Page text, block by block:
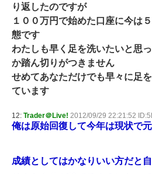
り返したのですが
１００万円で始めた口座に今は
態です
わたしも早く足を洗いたいと思
か踏ん切りがつきません
せめてあなただけでも早々に足
ています
12: Trader＠Live! 2012/09/29 22:21:52
俺は原始回復して今年は現状で元
成績としてはかなりいい方だと